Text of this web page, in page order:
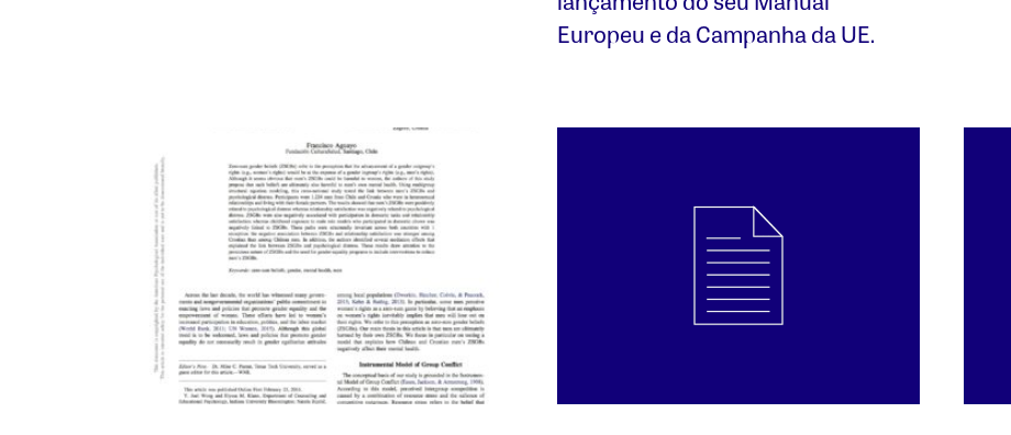
Europeu e da Campanha da UE.